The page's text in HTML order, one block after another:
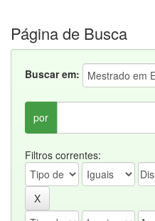
Página de Busca
Buscar em:
por
Filtros correntes: